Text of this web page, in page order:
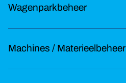
Wagenparkbeheer
Machines / Materieelbeheer